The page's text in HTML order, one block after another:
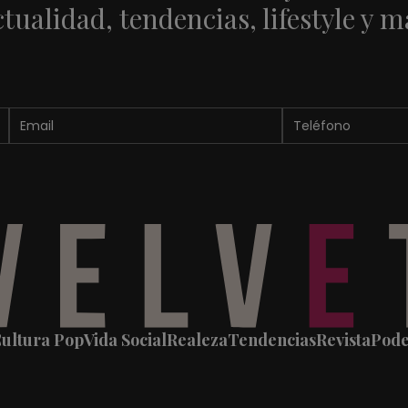
tendencias, lifestyle y
PopVida SocialRealezaTendenciasRevista